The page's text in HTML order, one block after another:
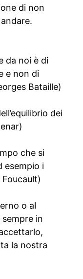
di non
da noi è di
e non di
Bataille)
dei
che si
esempio i
o al
in
la nostra